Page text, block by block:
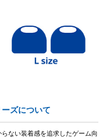
ーズについて
ない装着感を追求したゲーム向